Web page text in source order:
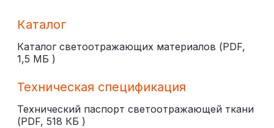
Каталог
Каталог светоотражающих материалов (PDF,
1,5 МБ )
Техническая спецификация
Технический паспорт светоотражающей ткани
(PDF, 518 КБ )